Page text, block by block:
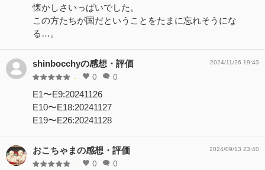
懐かしさいっぱいでした。
この方たちが国だということをたまに忘れそうにな
る…。
shinbocchyの感想・評価
- 0 0
2024/11/26 19:43
E1〜E9:20241126
E10〜E18:20241127
E19〜E26:20241128
おこちゃまの感想・評価
- 0 0
2024/09/13 23:40